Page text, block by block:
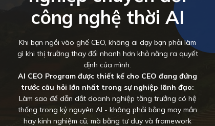
công nghệ thời AI
Khi bạn ngồi vào ghế CEO, không ai dạy bạn phải làm
gì khi thị trường thay đổi nhanh hơn khả năng ra quyết
định của mình.
AI CEO Program được thiết kế cho CEO đang đứng
trước câu hỏi lớn nhất trong sự nghiệp lãnh đạo:
Làm sao để dẫn dắt doanh nghiệp tăng trưởng có hệ
thống trong kỷ nguyên AI - không phải bằng may mắn
hay kinh nghiệm cũ, mà bằng tư duy và framework